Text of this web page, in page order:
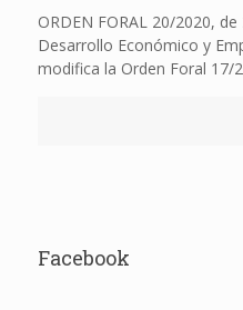
ORDEN FORAL 20/2020,
Desarrollo Económico y
modifica la Orden Foral 17/
Facebook